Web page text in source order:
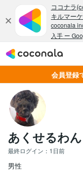
会員登録
あくせるわん
最終ログイン： 1日前
男性